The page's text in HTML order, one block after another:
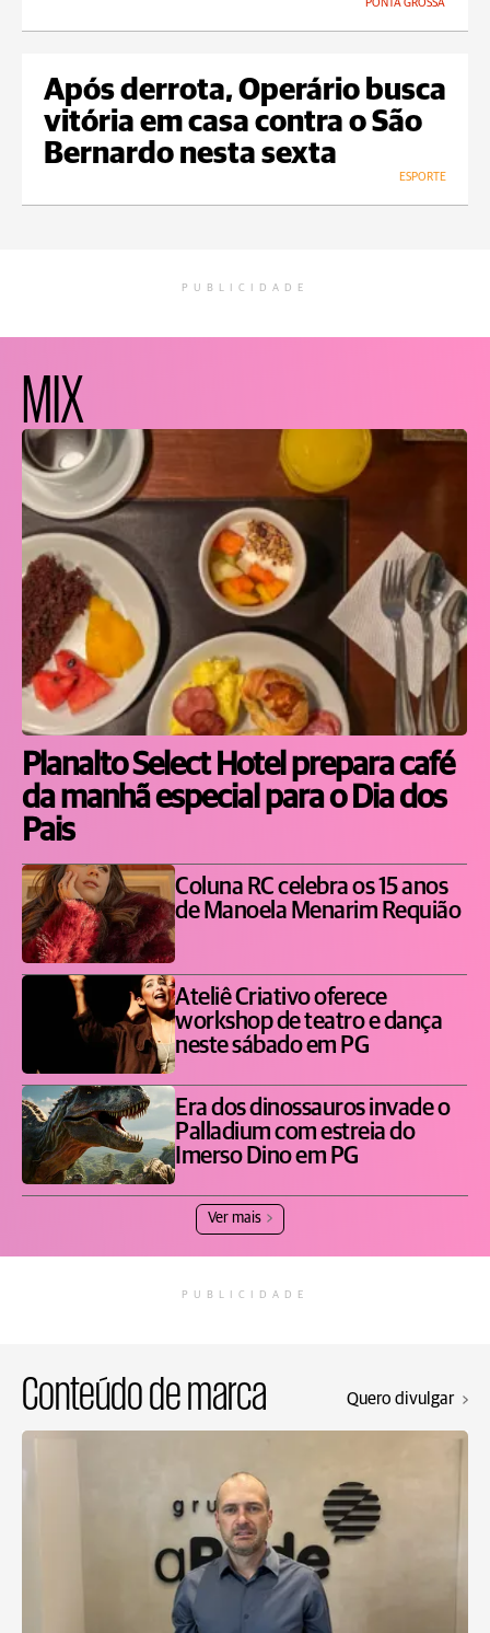
PONTA GROSSA
Após derrota, Operário busca
vitória em casa contra o São
Bernardo nesta sexta
ESPORTE
PUBLICIDADE
MIX
Planalto Select Hotel prepara café
da manhã especial para o Dia dos
Pais
Coluna RC celebra os 15 anos
de Manoela Menarim Requião
Ateliê Criativo oferece
workshop de teatro e dança
neste sábado em PG
Era dos dinossauros invade o
Palladium com estreia do
Imerso Dino em PG
Ver mais
PUBLICIDADE
Conteúdo de marca Quero divulgar